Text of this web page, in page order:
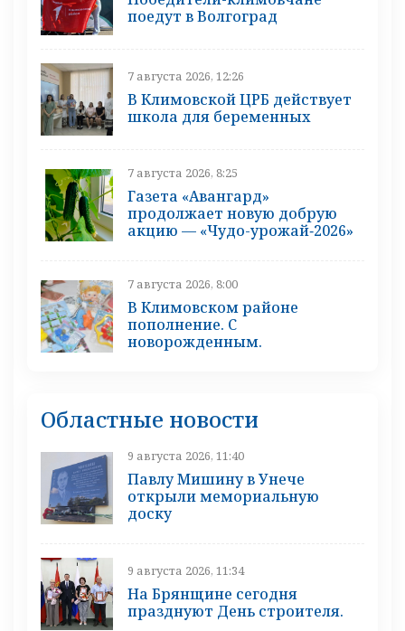
поедут в Волгоград
7 августа 2026, 12:26
В Климовской ЦРБ действует
школа для беременных
7 августа 2026, 8:25
Газета «Авангард»
продолжает новую добрую
акцию — «Чудо-урожай‑2026»
7 августа 2026, 8:00
В Климовском районе
пополнение. С
новорожденным.
Областные новости
9 августа 2026, 11:40
Павлу Мишину в Унече
открыли мемориальную
доску
9 августа 2026, 11:34
На Брянщине сегодня
празднуют День строителя.